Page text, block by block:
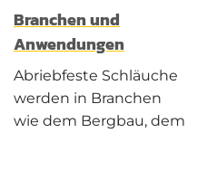
Branchen und
Anwendungen
Abriebfeste Schläuche
werden in Branchen
wie dem Bergbau, dem